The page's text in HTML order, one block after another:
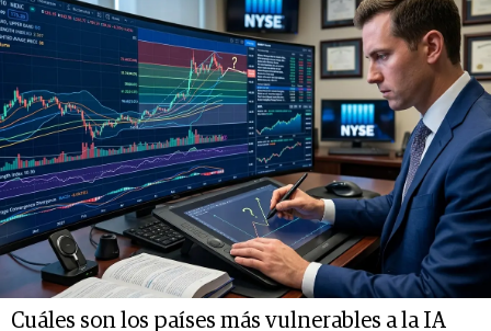
Cuáles son los países más vulnerables a la IA